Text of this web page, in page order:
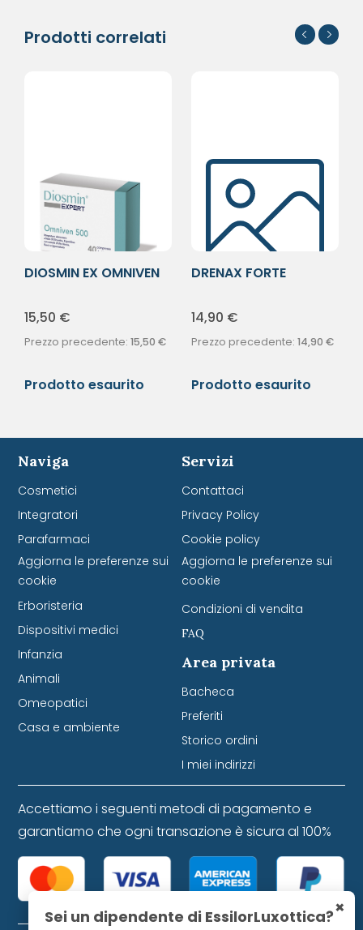
Prodotti correlati
DIOSMIN EX OMNIVEN
15,50 €
Prezzo precedente: 15,50 €
Prodotto esaurito
DRENAX FORTE
14,90 €
Prezzo precedente: 14,90 €
Prodotto esaurito
Naviga
Cosmetici
Integratori
Parafarmaci
Aggiorna le preferenze sui
cookie
Erboristeria
Dispositivi medici
Infanzia
Animali
Omeopatici
Casa e ambiente
Servizi
Contattaci
Privacy Policy
Cookie policy
Aggiorna le preferenze sui
cookie
Condizioni di vendita
FAQ
Area privata
Bacheca
Preferiti
Storico ordini
I miei indirizzi
Accettiamo i seguenti metodi di pagamento e
garantiamo che ogni transazione è sicura al 100%
×
Sei un dipendente di EssilorLuxottica?